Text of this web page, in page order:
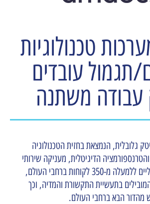
טכנולוגיות
תגמול עובדים
עבודה משתנה
גלובלית, הנמצאת בחזית הטכנולוגיה
בעולמות הענן, ה-5G והטרנספורמציה הדיגיטלית, מעניקה שירותי
תוכנה ופתרונות דיגיטליים ללמעלה מ-350 לקוחות ברחבי העולם,
בתעשיית התקשורת והמדיה, וכך
מהדור הבא ברחבי העולם.